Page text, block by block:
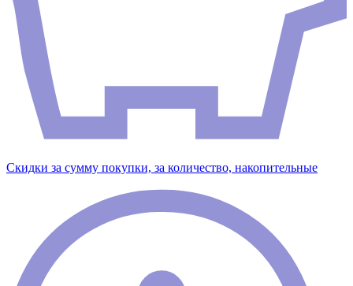
Скидки за сумму покупки, за количество, накопительные